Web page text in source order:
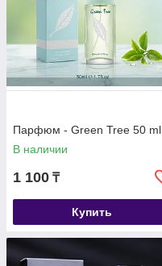
Парфюм - Green Tree 50 ml
В наличии
1 100 ₸
Купить